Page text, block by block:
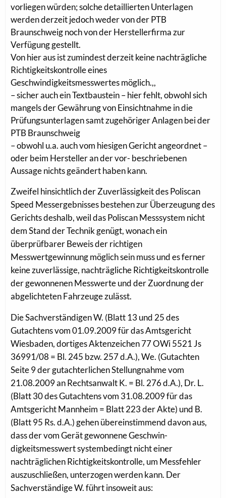
vorliegen würden; solche detaillierten Unterlagen
werden derzeit jedoch weder von der PTB
Braunschweig noch von der Herstellerfirma zur
Verfügung gestellt.
Von hier aus ist zumindest derzeit keine nachträgliche
Richtigkeitskontrolle eines
Geschwindigkeitsmesswertes möglich.,,
– sicher auch ein Textbaustein – hier fehlt, obwohl sich
mangels der Gewährung von Einsichtnahme in die
Prüfungsunterlagen samt zugehöriger Anlagen bei der
PTB Braunschweig
– obwohl u.a. auch vom hiesigen Gericht angeordnet –
oder beim Hersteller an der vor- beschriebenen
Aussage nichts geändert haben kann.
Zweifel hinsichtlich der Zuverlässigkeit des Poliscan
Speed Messergebnisses bestehen zur Überzeugung des
Gerichts deshalb, weil das Poliscan Messsystem nicht
dem Stand der Technik genügt, wonach ein
überprüfbarer Beweis der richtigen
Messwertgewinnung möglich sein muss und es ferner
keine zuverlässige, nachträgliche Richtigkeitskontrolle
der gewonnenen Messwerte und der Zuordnung der
abgelichteten Fahrzeuge zulässt.
Die Sachverständigen W. (Blatt 13 und 25 des
Gutachtens vom 01.09.2009 für das Amtsgericht
Wiesbaden, dortiges Aktenzeichen 77 OWi 5521 Js
36991/08 = Bl. 245 bzw. 257 d.A.), We. (Gutachten
Seite 9 der gutachterlichen Stellungnahme vom
21.08.2009 an Rechtsanwalt K. = Bl. 276 d.A.), Dr. L.
(Blatt 30 des Gutachtens vom 31.08.2009 für das
Amtsgericht Mannheim = Blatt 223 der Akte) und B.
(Blatt 95 Rs. d.A.) gehen übereinstimmend davon aus,
dass der vom Gerät gewonnene Geschwin-
digkeitsmesswert systembedingt nicht einer
nachträglichen Richtigkeitskontrolle, um Messfehler
auszuschließen, unterzogen werden kann. Der
Sachverständige W. führt insoweit aus: